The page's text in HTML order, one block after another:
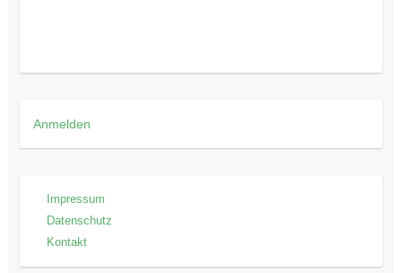
Anmelden
Impressum
Datenschutz
Kontakt